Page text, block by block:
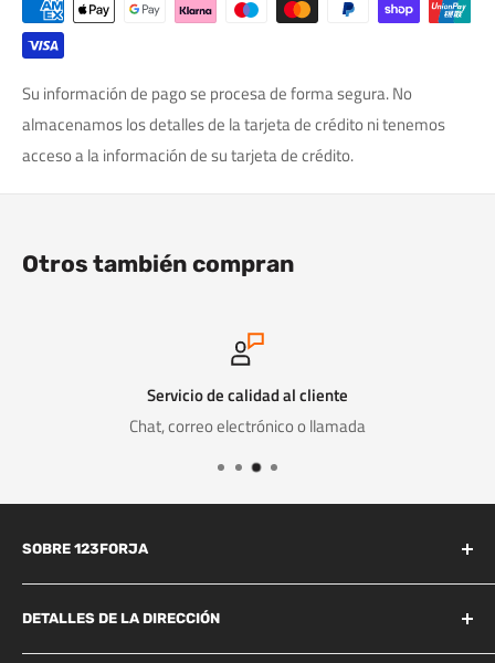
Su información de pago se procesa de forma segura. No
almacenamos los detalles de la tarjeta de crédito ni tenemos
acceso a la información de su tarjeta de crédito.
Otros también compran
Servicio de calidad al cliente
Chat, correo electrónico o llamada
SOBRE 123FORJA
123forja tiene años de experiencia en el campo de la forja y la
fundición.
DETALLES DE LA DIRECCIÓN